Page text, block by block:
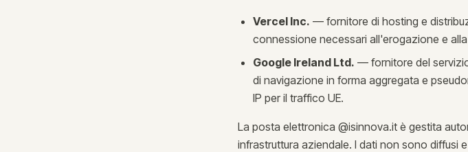
Vercel Inc. — fornitore di hosting e
connessione necessari all'erogazione e
Google Ireland Ltd. — fornitore del
di navigazione in forma aggregata e
IP per il traffico UE.
La posta elettronica @isinnova.it è gestita
infrastruttura aziendale. I dati non sono diffusi